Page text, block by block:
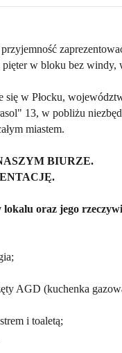
w bloku bez
w Płocku,
13, w pobliżu
miastem.
BIURZE.
oraz jego
AGD (kuchenka
i toaletą;